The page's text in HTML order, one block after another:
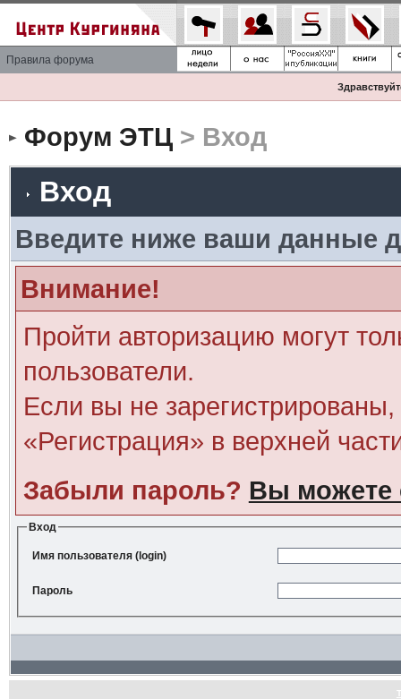
Правила форума
Форум ЭТЦ> Вход
Вход
Введите ниже ваши данные
Внимание!
Пройти авторизацию могут
пользователи.
Если вы не
«Регистрация» в верхней
Забыли пароль? Вы можете
Вход
Имя пользователя (login)
Пароль